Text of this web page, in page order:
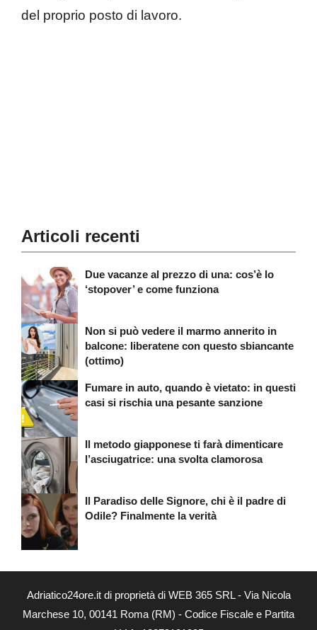
del proprio posto di lavoro.
Articoli recenti
Due vacanze al prezzo di una: cos’è lo
‘stopover’ e come funziona
Non si può vedere il marmo annerito in
balcone: liberatene con questo sbiancante
(ottimo)
Fumare in auto, quando è vietato: in questi
casi si rischia una pesante sanzione
Il metodo giapponese ti farà dimenticare
l’asciugatrice: una svolta clamorosa
Il Paradiso delle Signore, chi è il padre di
Odile? Finalmente la verità
Adriatico24ore.it di proprietà di WEB 365 SRL - Via Nicola
Marchese 10, 00141 Roma (RM) - Codice Fiscale e Partita